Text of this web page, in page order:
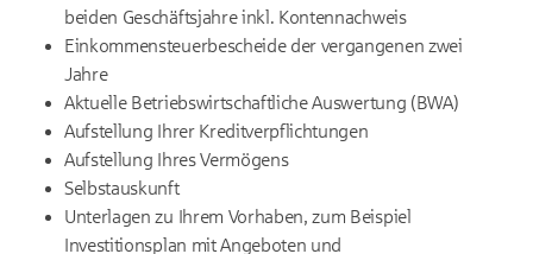
beiden Geschäftsjahre inkl. Kontennachweis
Einkommensteuerbescheide der vergangenen zwei
Jahre
Aktuelle Betriebswirtschaftliche Auswertung (BWA)
Aufstellung Ihrer Kreditverpflichtungen
Aufstellung Ihres Vermögens
Selbstauskunft
Unterlagen zu Ihrem Vorhaben, zum Beispiel
Investitionsplan mit Angeboten und